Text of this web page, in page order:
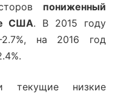
пониженный
США. В 2015 году
2.7%, на 2016 год
текущие низкие